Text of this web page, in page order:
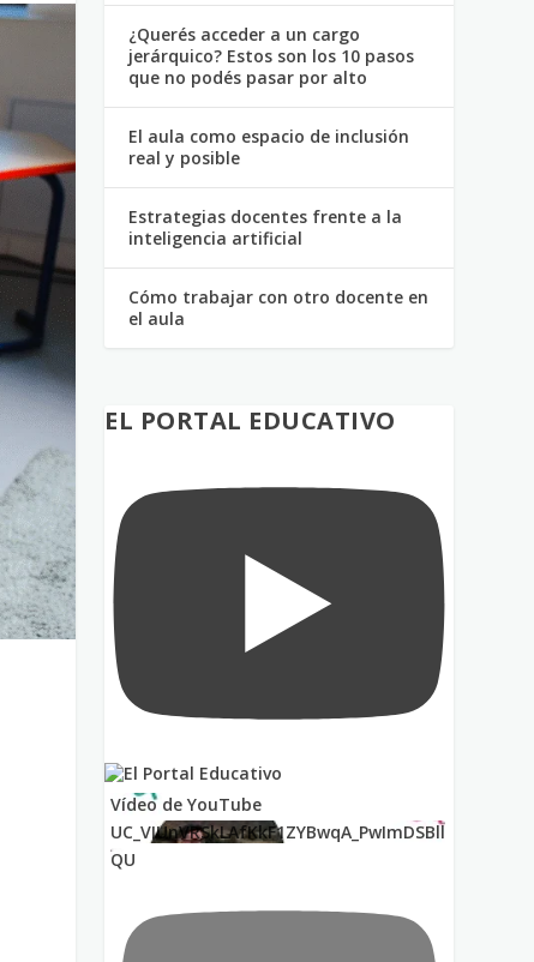
¿Querés acceder a un cargo
jerárquico? Estos son los 10 pasos
que no podés pasar por alto
El aula como espacio de inclusión
real y posible
Estrategias docentes frente a la
inteligencia artificial
Cómo trabajar con otro docente en
el aula
EL PORTAL EDUCATIVO
Vídeo de YouTube
UC_VIUnVRSkLAfKkF1ZYBwqA_PwImDSBll
QU